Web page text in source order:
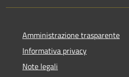
Amministrazione trasparente
Informativa privacy
Note legali